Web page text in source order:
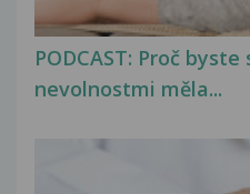
PODCAST: Proč
nevolnostmi měla...